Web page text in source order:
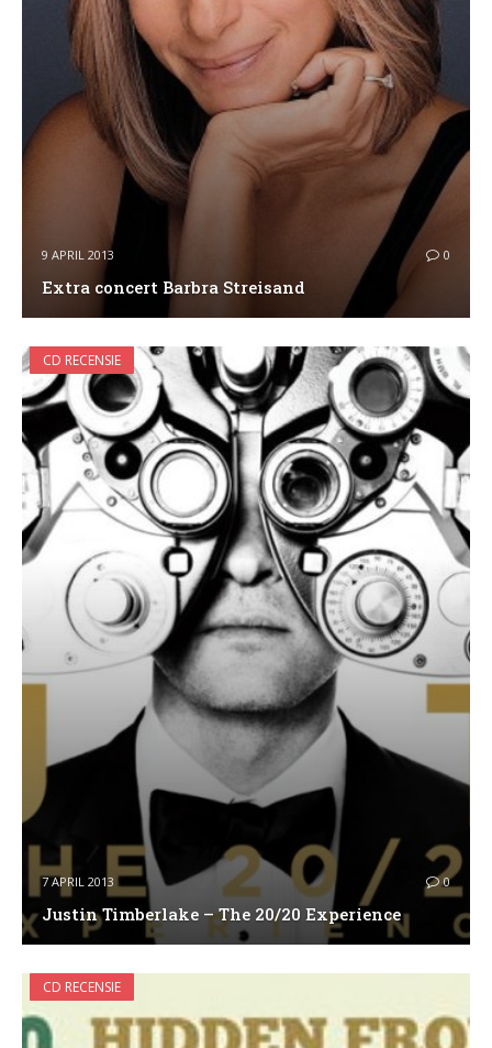
9 APRIL 2013 0
Extra concert Barbra Streisand
CD RECENSIE
7 APRIL 2013 0
Justin Timberlake – The 20/20 Experience
CD RECENSIE